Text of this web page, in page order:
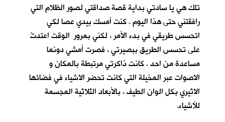
تلك هي يا سادتي بداية قصة صداقتي لصور الظلام التي
رافقتني حتى هذا اليوم . كنت أمسك بيدي عصا لكي
اتحسس طريقي في بدء الأمر ، لكني بمرور الوقت اعتدتُ
على تحسس الطريق ببصيرتي ، فصرت أمشي دونما
مساعدة من احد . كانت ذاكرتي مرتبطة بالمكان و
الاصوات عبر المخيلة التي كانت تحضر الاشياء في فضائها
الاثيري بكل الوان الطيف ، بالأبعاد الثلاثية المجسمة
للأشياء.